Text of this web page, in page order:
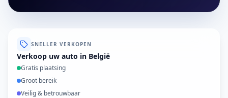
SNELLER VERKOPEN
Verkoop uw auto in België
Gratis plaatsing
Groot bereik
Veilig & betrouwbaar